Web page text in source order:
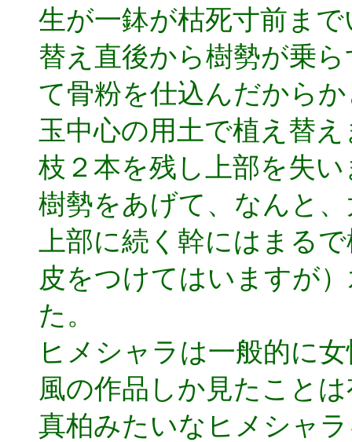
生が一鉢が枯死寸前ま
替え直後から樹勢が乗
て骨粉を仕込んだから
玉中心の用土で植え替
枝２本を残し上部を失
樹勢をあげて、なんと
上部に続く幹にはまる
皮をつけてはいますが
た。
ヒメシャラは一般的に
風の作品しか見たこと
真柏みたいなヒメシャ